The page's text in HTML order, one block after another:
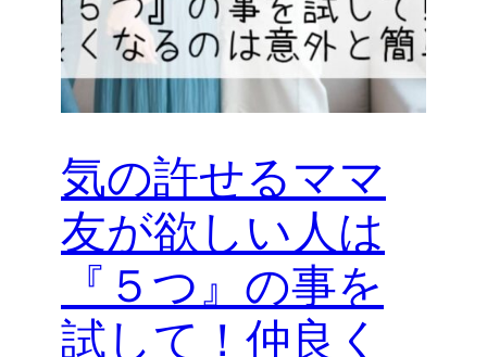
気の許せるママ
友が欲しい人は
『５つ』の事を
試して！仲良く